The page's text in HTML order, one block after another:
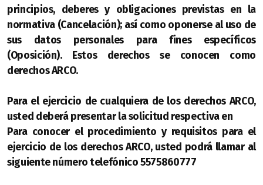
principios, deberes y obligaciones previstas en la
normativa (Cancelación); así como oponerse al uso de
sus datos personales para fines específicos
(Oposición). Estos derechos se conocen como
derechos ARCO.
Para el ejercicio de cualquiera de los derechos ARCO,
usted deberá presentar la solicitud respectiva en
Para conocer el procedimiento y requisitos para el
ejercicio de los derechos ARCO, usted podrá llamar al
siguiente número telefónico 5575860777